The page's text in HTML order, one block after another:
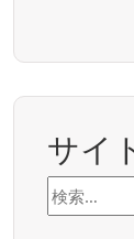
サイ
検
索: